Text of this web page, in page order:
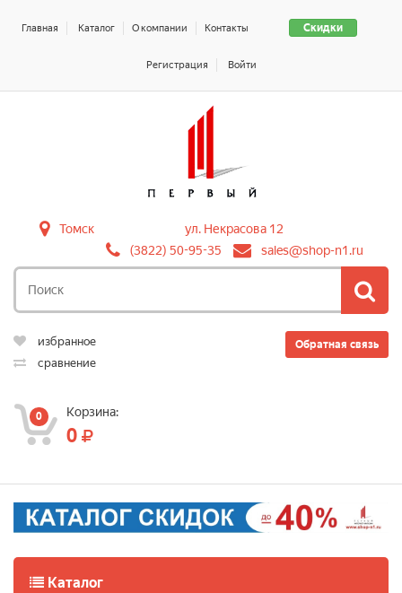
Скидки
Главная Каталог О компании Контакты
Регистрация Войти
Томск
ул. Некрасова 12
(3822) 50-95-35
sales@shop-n1.ru
Обратная связь
избранное
сравнение
0 Корзина:
0
Каталог